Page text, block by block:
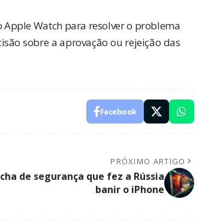
Watch para resolver o problema
sobre a aprovação ou rejeição das
Facebook
PRÓXIMO ARTIGO
de segurança que fez a Rússia
banir o iPhone